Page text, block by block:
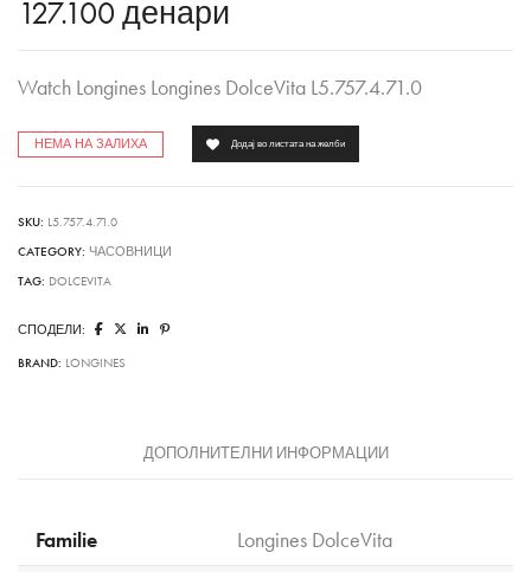
127.100 денари
Watch Longines Longines DolceVita L5.757.4.71.0
НЕМА НА ЗАЛИХА Додај во листата на желби
SKU: L5.757.4.71.0
CATEGORY: ЧАСОВНИЦИ
TAG: DOLCEVITA
СПОДЕЛИ:
BRAND: LONGINES
ДОПОЛНИТЕЛНИ ИНФОРМАЦИИ
Familie
Longines DolceVita